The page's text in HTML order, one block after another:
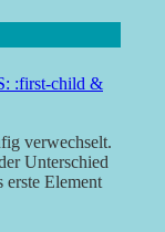
:first-child &
verwechselt.
Unterschied
erste Element